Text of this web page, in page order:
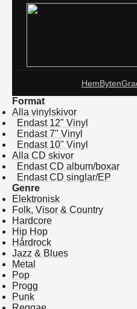
HemByten
Format
Alla vinylskivor
Endast 12" Vinyl
Endast 7" Vinyl
Endast 10" Vinyl
Alla CD skivor
Endast CD album/boxar
Endast CD singlar/EP
Genre
Elektronisk
Folk, Visor & Country
Hardcore
Hip Hop
Hårdrock
Jazz & Blues
Metal
Pop
Progg
Punk